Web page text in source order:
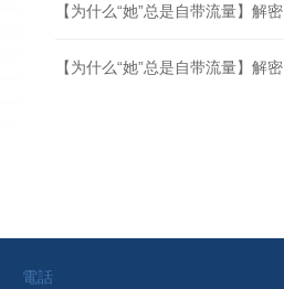
【为什么“她”总是自带流量】解密
【为什么“她”总是自带流量】解密
電話